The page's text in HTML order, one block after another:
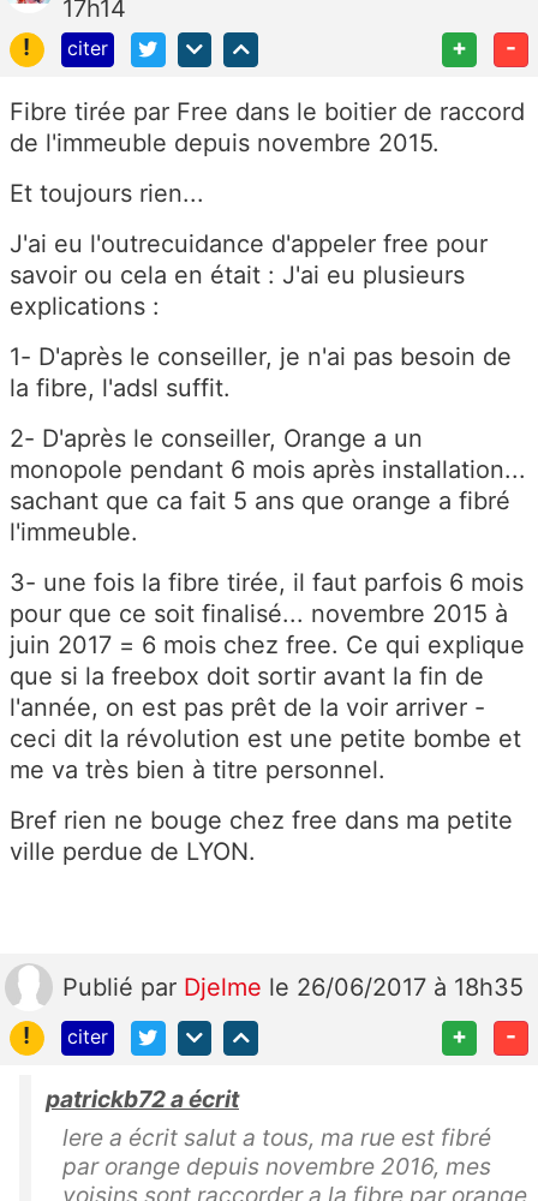
17h14
!
citer + -
Fibre tirée par Free dans le boitier de raccord
de l'immeuble depuis novembre 2015.
Et toujours rien...
J'ai eu l'outrecuidance d'appeler free pour
savoir ou cela en était : J'ai eu plusieurs
explications :
1- D'après le conseiller, je n'ai pas besoin de
la fibre, l'adsl suffit.
2- D'après le conseiller, Orange a un
monopole pendant 6 mois après installation...
sachant que ca fait 5 ans que orange a fibré
l'immeuble.
3- une fois la fibre tirée, il faut parfois 6 mois
pour que ce soit finalisé... novembre 2015 à
juin 2017 = 6 mois chez free. Ce qui explique
que si la freebox doit sortir avant la fin de
l'année, on est pas prêt de la voir arriver -
ceci dit la révolution est une petite bombe et
me va très bien à titre personnel.
Bref rien ne bouge chez free dans ma petite
ville perdue de LYON.
Publié par Djelme le 26/06/2017 à 18h35
!
citer + -
patrickb72 a écrit
lere a écrit salut a tous, ma rue est fibré
par orange depuis novembre 2016, mes
voisins sont raccorder a la fibre par orange